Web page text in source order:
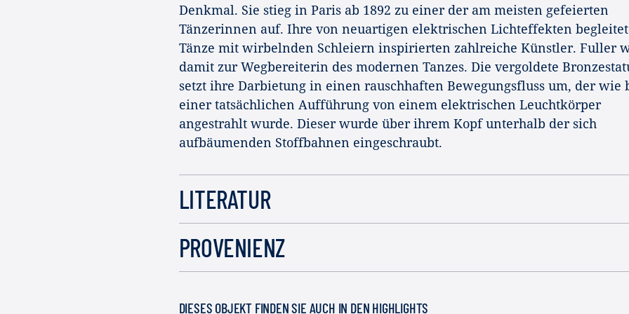
Denkmal. Sie stieg in Paris ab 1892 zu einer der am meisten gefeierten
Tänzerinnen auf. Ihre von neuartigen elektrischen Lichteffekten
Tänze mit wirbelnden Schleiern inspirierten zahlreiche Künstler. Fuller
damit zur Wegbereiterin des modernen Tanzes. Die vergoldete
setzt ihre Darbietung in einen rauschhaften Bewegungsfluss um, der wie
einer tatsächlichen Aufführung von einem elektrischen Leuchtkörper
angestrahlt wurde. Dieser wurde über ihrem Kopf unterhalb der sich
aufbäumenden Stoffbahnen eingeschraubt.
LITERATUR
PROVENIENZ
DIESES OBJEKT FINDEN SIE AUCH IN DEN HIGHLIGHTS